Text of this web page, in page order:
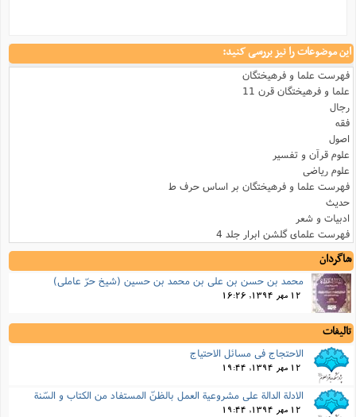
این موضوعات را نیز بررسی کنید:
فهرست علما و فرهیختگان
علما و فرهیختگان قرن 11
رجال
فقه
اصول
علوم قرآن و تفسیر
علوم ریاضی
فهرست علما و فرهیختگان بر اساس حرف ط
حدیث
ادبیات و شعر
فهرست علمای گلشن ابرار جلد 4
شاگردان
محمد بن حسن بن علی بن محمد بن حسین (شیخ حرّ عاملی)
12 مهر 1394, 16:26
تالیفات
الاحتجاج فى مسائل الاحتیاج
12 مهر 1394, 19:44
الادلة الدالة على مشروعیة العمل بالظنّ المستفاد من الکتاب و السّنة
12 مهر 1394, 19:44